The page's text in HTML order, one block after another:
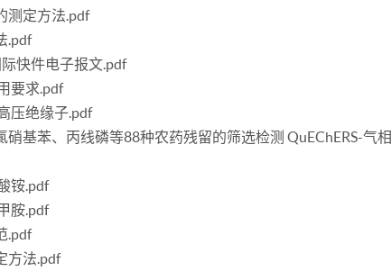
测定方法.pdf
.pdf
快件电子报文.pdf
要求.pdf
压绝缘子.pdf
基苯、丙线磷等88种农药残留的筛选检测 QuEChERS-气相
铵.pdf
胺.pdf
.pdf
方法.pdf